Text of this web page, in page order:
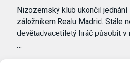
Nizozemský klub ukončil jednání
záložníkem Realu Madrid. Stále
devětadvacetiletý hráč působit v
…